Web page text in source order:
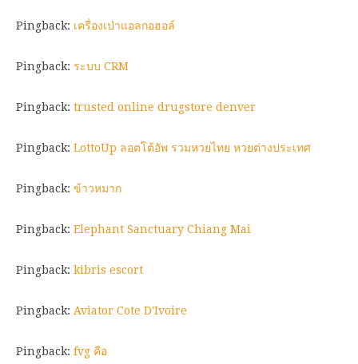
Pingback: เครื่องเป่าแอลกอฮอล์
Pingback: ระบบ CRM
Pingback: trusted online drugstore denver
Pingback: LottoUp ลอตโต้อัพ รวมหวยไทย หวยต่างประเทศ
Pingback: ข้าวหมาก
Pingback: Elephant Sanctuary Chiang Mai
Pingback: kibris escort
Pingback: Aviator Cote D'Ivoire
Pingback: fvg คือ